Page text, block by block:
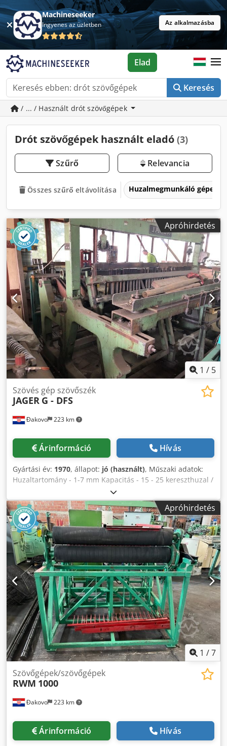
Machineseeker
Ingyenes az üzletben Az alkalmazásba
Keresés
Elad
/ ... / Használt drót szövőgépek
Drót szövőgépek használt eladó (3)
Szűrő Relevancia
Összes szűrő eltávolítása Huzalmegmunkáló gépek
Apróhirdetés
1 / 5
Đakovo 223 km
Szövés gép szövőszék
JAGER G - DFS
Árinformáció Hívás
Gyártási év: 1970, állapot: jó (használt), Műszaki adatok:
Huzaltartomány - 1-7 mm Kapacitás - 15 - 25 kereszthuzal /
perc. Hálószélesség - 10 - 100 mm Munkaszélesség - max.
2.200 mm motorteljesítmény - 4 kw Dsdpfx Abed Nm
Abopock
Apróhirdetés
1 /7
Đakovo 223 km
Szövőgépek/szövőgépek
RWM 1000
Árinformáció Hívás